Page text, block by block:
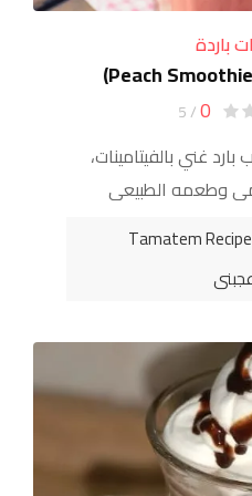
0
/ 5
غني بالفيتامينات،
وطعمه الطبيعي
أو بعد التمارين.
Tamatem